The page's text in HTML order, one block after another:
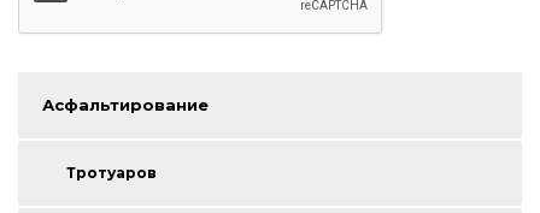
Асфальтирование
Тротуаров